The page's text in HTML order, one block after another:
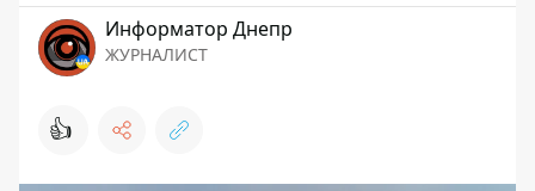
Информатор Днепр
ЖУРНАЛИСТ
👍